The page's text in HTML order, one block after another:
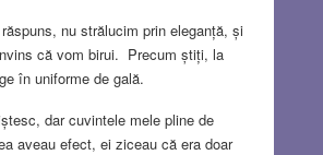
nu strălucim prin eleganță, și
că vom birui. Precum știți, la
în uniforme de gală.
dar cuvintele mele pline de
aveau efect, ei ziceau că era doar